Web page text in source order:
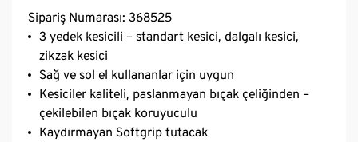
Sipariş Numarası: 368525
3 yedek kesicili – standart kesici, dalgalı kesici,
zikzak kesici
Sağ ve sol el kullananlar için uygun
Kesiciler kaliteli, paslanmayan bıçak çeliğinden –
çekilebilen bıçak koruyuculu
Kaydırmayan Softgrip tutacak